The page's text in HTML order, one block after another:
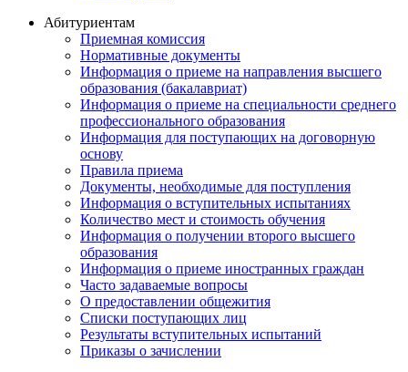
Абитуриентам
Приемная комиссия
Нормативные документы
Информация о приеме на направления высшего
образования (бакалавриат)
Информация о приеме на специальности среднего
профессионального образования
Информация для поступающих на договорную
основу
Правила приема
Документы, необходимые для поступления
Информация о вступительных испытаниях
Количество мест и стоимость обучения
Информация о получении второго высшего
образования
Информация о приеме иностранных граждан
Часто задаваемые вопросы
О предоставлении общежития
Списки поступающих лиц
Результаты вступительных испытаний
Приказы о зачислении